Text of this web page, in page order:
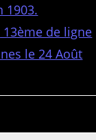
1903.
13ème de ligne
le 24 Août